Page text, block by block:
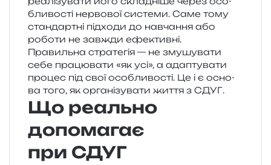
бли­во­сті нер­во­вої систе­ми. Саме тому
стан­дар­тні під­хо­ди до навча­н­ня або
робо­ти не зав­жди ефективні.
Правильна стра­те­гія — не зму­шу­ва­ти
себе пра­цю­ва­ти «як усі», а ада­пту­ва­ти
про­цес під свої осо­бли­во­сті. Це і є осно­
ва того, як орга­ні­зу­ва­ти життя з СДУГ.
Що реально
допомагає
при СДУГ